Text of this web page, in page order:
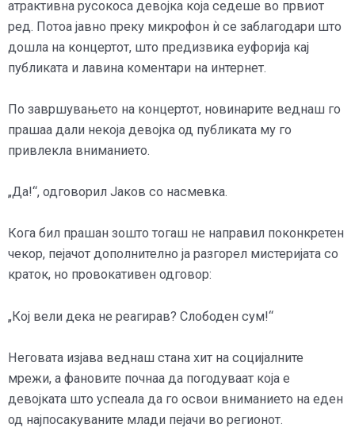
атрактивна русокоса девојка која седеше во првиот
ред. Потоа јавно преку микрофон ѝ се заблагодари што
дошла на концертот, што предизвика еуфорија кај
публиката и лавина коментари на интернет.
По завршувањето на концертот, новинарите веднаш го
прашаа дали некоја девојка од публиката му го
привлекла вниманието.
„Да!“, одговорил Јаков со насмевка.
Кога бил прашан зошто тогаш не направил поконкретен
чекор, пејачот дополнително ја разгорел мистеријата со
краток, но провокативен одговор:
„Кој вели дека не реагирав? Слободен сум!“
Неговата изјава веднаш стана хит на социјалните
мрежи, а фановите почнаа да погодуваат која е
девојката што успеала да го освои вниманието на еден
од најпосакуваните млади пејачи во регионот.